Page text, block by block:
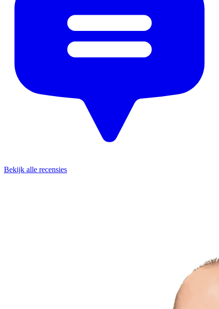
Bekijk alle recensies